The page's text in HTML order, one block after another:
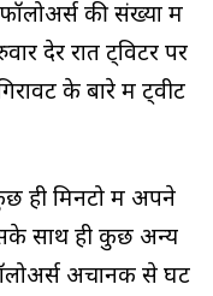
की संख्या में
देर रात ट्विटर पर
के बारे में ट्वीट
ही मिनटो में अपने
साथ ही कुछ अन्य
अचानक से घट